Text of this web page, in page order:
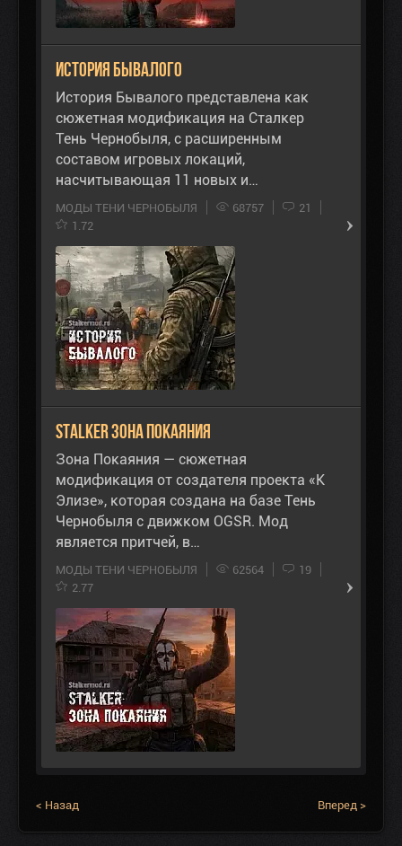
История Бывалого
История Бывалого представлена как
сюжетная модификация на Сталкер
Тень Чернобыля, с расширенным
составом игровых локаций,
насчитывающая 11 новых и…
МОДЫ ТЕНИ ЧЕРНОБЫЛЯ 68757
21
1.72
STALKER Зона Покаяния
Зона Покаяния — сюжетная
модификация от создателя проекта «К
Элизе», которая создана на базе Тень
Чернобыля с движком OGSR. Мод
является притчей, в…
МОДЫ ТЕНИ ЧЕРНОБЫЛЯ 62564
19
2.77
< Назад Вперед >